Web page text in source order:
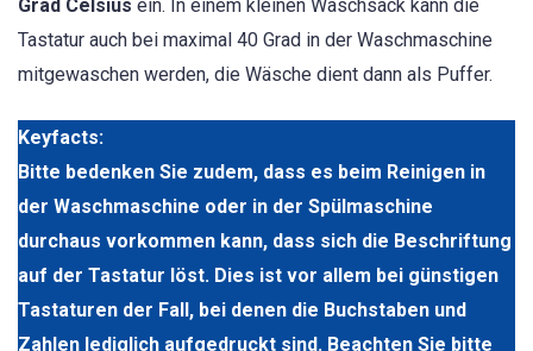
Grad Celsius ein. In einem kleinen Waschsack kann die
Tastatur auch bei maximal 40 Grad in der Waschmaschine
mitgewaschen werden, die Wäsche dient dann als Puffer.
Keyfacts:
Bitte bedenken Sie zudem, dass es beim Reinigen in
der Waschmaschine oder in der Spülmaschine
durchaus vorkommen kann, dass sich die Beschriftung
auf der Tastatur löst. Dies ist vor allem bei günstigen
Tastaturen der Fall, bei denen die Buchstaben und
Zahlen lediglich aufgedruckt sind. Beachten Sie bitte